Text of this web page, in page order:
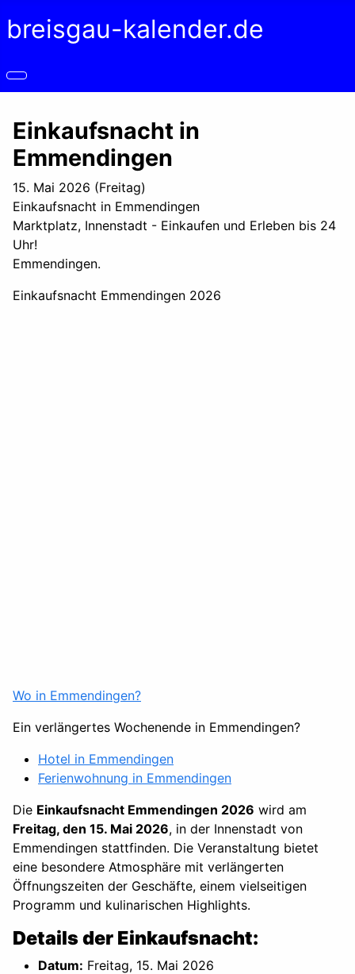
breisgau-kalender.de
Einkaufsnacht in
Emmendingen
15. Mai 2026 (Freitag)
Einkaufsnacht in Emmendingen
Marktplatz, Innenstadt - Einkaufen und Erleben bis 24
Uhr!
Emmendingen.
Einkaufsnacht Emmendingen 2026
Wo in Emmendingen?
Ein verlängertes Wochenende in Emmendingen?
Hotel in Emmendingen
Ferienwohnung in Emmendingen
Die Einkaufsnacht Emmendingen 2026 wird am
Freitag, den 15. Mai 2026, in der Innenstadt von
Emmendingen stattfinden. Die Veranstaltung bietet
eine besondere Atmosphäre mit verlängerten
Öffnungszeiten der Geschäfte, einem vielseitigen
Programm und kulinarischen Highlights.
Details der Einkaufsnacht:
Datum: Freitag, 15. Mai 2026